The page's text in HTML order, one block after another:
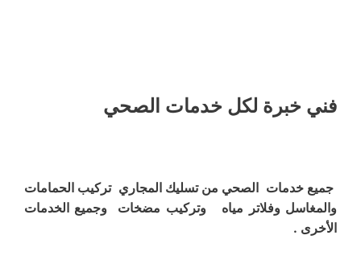
فني خبرة لكل خدمات الصحي
جميع خدمات الصحي من تسليك المجاري تركيب الحمامات
والمغاسل وفلاتر مياه وتركيب مضخات وجميع الخدمات
الأخرى .